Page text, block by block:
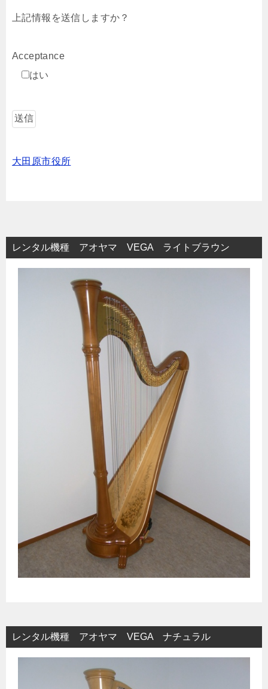
上記情報を送信しますか？
Acceptance
はい
大田原市役所
レンタル機種 アオヤマ VEGA ライトブラウン
レンタル機種 アオヤマ VEGA ナチュラル